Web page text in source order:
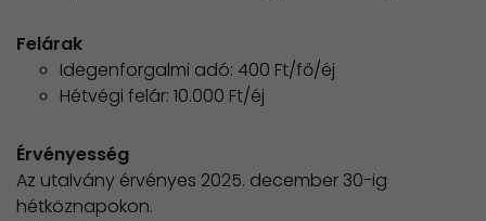
Felárak
Idegenforgalmi adó: 400 Ft/fő/éj
Hétvégi felár: 10.000 Ft/éj
Érvényesség
Az utalvány érvényes 2025. december 30-ig
hétköznapokon.